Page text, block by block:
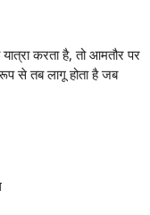
करता है, तो आमतौर पर
से तब लागू होता है जब